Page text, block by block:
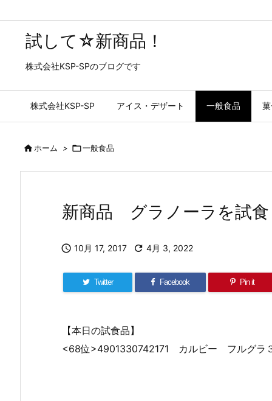
試して☆新商品！
株式会社KSP-SPのブログです
株式会社KSP-SP アイス・デザート 一般食品
ホーム > 一般食品
新商品 グラノーラを試
 10月 17, 2017  4月 3, 2022
Twitter Facebook Pin it
【本日の試食品】
<68位>4901330742171 カルビー フルグラ